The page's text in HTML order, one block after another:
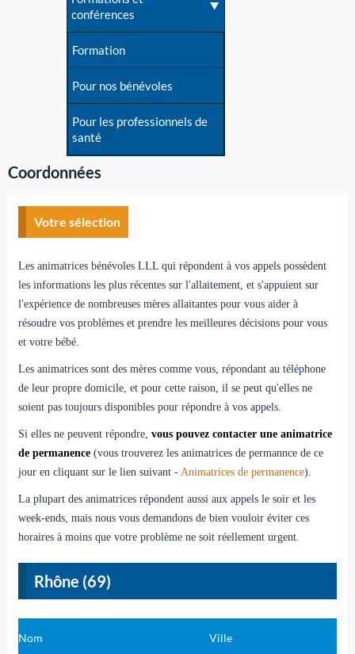
conférences
Formation
Pour nos bénévoles
Pour les professionnels de
santé
Coordonnées
Votre sélection
Les animatrices bénévoles LLL qui répondent à vos appels possèdent
les informations les plus récentes sur l'allaitement, et s'appuient sur
l'expérience de nombreuses mères allaitantes pour vous aider à
résoudre vos problèmes et prendre les meilleures décisions pour vous
et votre bébé.
Les animatrices sont des mères comme vous, répondant au téléphone
de leur propre domicile, et pour cette raison, il se peut qu'elles ne
soient pas toujours disponibles pour répondre à vos appels.
Si elles ne peuvent répondre, vous pouvez contacter une animatrice
de permanence(vous trouverez les animatrices de permannce de ce
jour en cliquant sur le lien suivant - Animatrices de permanence).
La plupart des animatrices répondent aussi aux appels le soir et les
week-ends, mais nous vous demandons de bien vouloir éviter ces
horaires à moins que votre problème ne soit réellement urgent.
Rhône (69)
Nom Ville